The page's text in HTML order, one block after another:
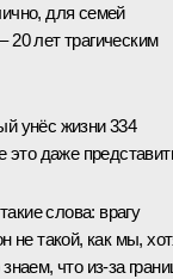
для семей
20 лет трагическим
унёс жизни 334
это даже
слова: врагу
не такой, как мы,
что из-за